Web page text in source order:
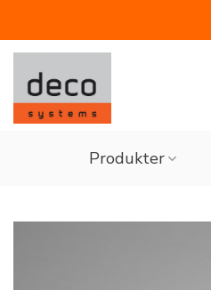
Skip
content
Produkter